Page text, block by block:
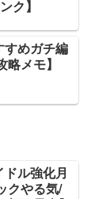
ク】
すめガチ編
メモ】
ドル強化月
クやる気/